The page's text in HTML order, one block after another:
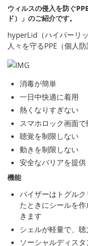
ウィルスの侵入を防ぐ
ド）」のご紹介です。
hyperLid（ハイパーリ
人々を守るPPE（個人
消毒が簡単
一日中快適に着用
熱くなりすぎない
スマホロック画面
聴覚を制限しない
動きを制限しない
安全なバリアを提供
機能
バイザーはトグル
たときにシールを
きます
シェルが軽量で、
ソーシャルディス